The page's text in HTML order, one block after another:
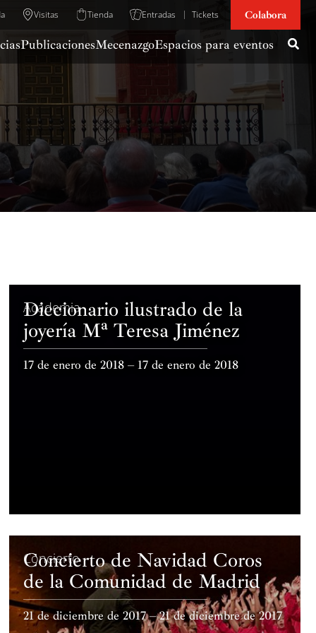
Visitas Tienda Entradas Tickets Colabora
PublicacionesMecenazgoEspacios para eventos
Academia
Diccionario ilustrado de la
joyería Mª Teresa Jiménez
17 de enero de 2018 – 17 de enero de 2018
Concierto
Concierto de Navidad Coros
de la Comunidad de Madrid
21 de diciembre de 2017 – 21 de diciembre de 2017